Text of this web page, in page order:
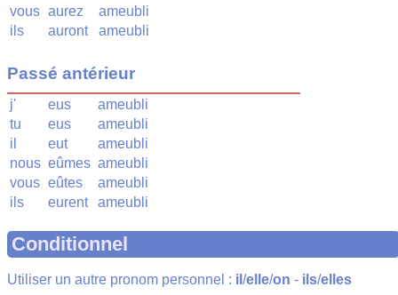
vous aurez
ameubli
ils
auront ameubli
Passé antérieur
j' eus
ameubli
tu
eus
ameubli
il
eut
ameubli
nous eûmes ameubli
vous eûtes
ameubli
ils
eurent ameubli
Conditionnel
Utiliser un autre pronom personnel : il /elle/on - ils/elles